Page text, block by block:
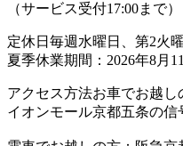
（サービス受付17:00まで）
定休日 毎週水曜日、第2火
夏季休業期間：2026年8月
アクセス方法お車でお越し
イオンモール京都五条の信